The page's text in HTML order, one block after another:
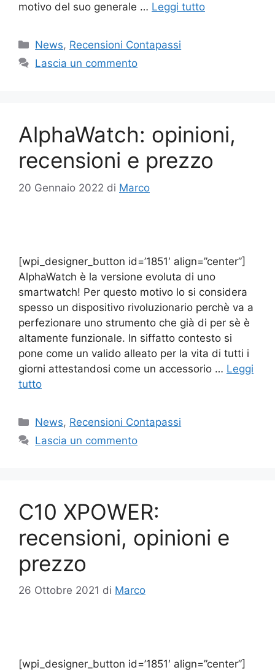
motivo del suo generale … Leggi tutto
Categorie
News, Recensioni Contapassi
Lascia un commento
AlphaWatch: opinioni,
recensioni e prezzo
20 Gennaio 2022 di Marco
[wpi_designer_button id=’1851′ align=”center”]
AlphaWatch è la versione evoluta di uno
smartwatch! Per questo motivo lo si considera
spesso un dispositivo rivoluzionario perchè va a
perfezionare uno strumento che già di per sè è
altamente funzionale. In siffatto contesto si
pone come un valido alleato per la vita di tutti i
giorni attestandosi come un accessorio … Leggi
tutto
Categorie
News, Recensioni Contapassi
Lascia un commento
C10 XPOWER:
recensioni, opinioni e
prezzo
26 Ottobre 2021 di Marco
[wpi_designer_button id=’1851′ align=”center”]